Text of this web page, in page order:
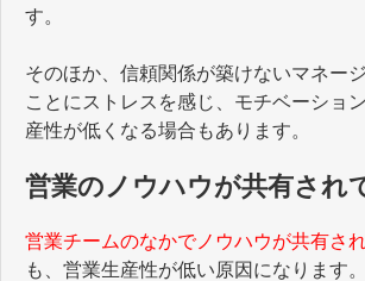
す。
そのほか、信頼関係が築けないマネー
ことにストレスを感じ、モチベーショ
産性が低くなる場合もあります。
営業のノウハウが共有され
営業チームのなかでノウハウが共有さ
も、営業生産性が低い原因になります。